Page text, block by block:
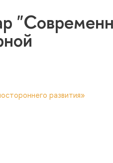
развития»